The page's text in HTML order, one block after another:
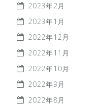
2023年2月
2023年1月
2022年12月
2022年11月
2022年10月
2022年9月
2022年8月